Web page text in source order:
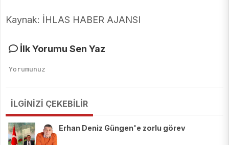
Kaynak: İHLAS HABER AJANSI
İlk Yorumu Sen Yaz
İLGİNİZİ ÇEKEBİLİR
Erhan Deniz Güngen'e zorlu görev